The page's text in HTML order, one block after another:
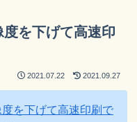
度を下げて高速印
2021.07.22 2021.09.27
度を下げて高速印刷で